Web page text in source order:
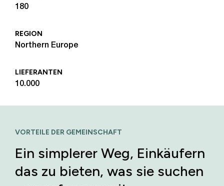
180
REGION
Northern Europe
LIEFERANTEN
10.000
VORTEILE DER GEMEINSCHAFT
Ein simplerer Weg, Einkäufern
das zu bieten, was sie suchen